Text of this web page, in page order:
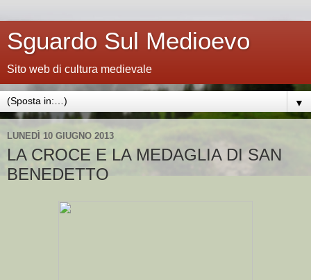
Sguardo Sul Medioevo
Sito web di cultura medievale
▼
LUNEDÌ 10 GIUGNO 2013
LA CROCE E LA MEDAGLIA DI SAN
BENEDETTO